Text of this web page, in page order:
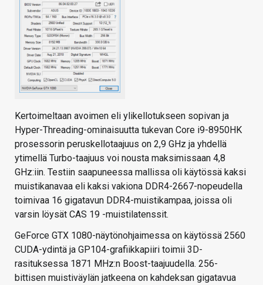
Kertoimeltaan avoimen eli ylikellotukseen sopivan ja
Hyper-Threading-ominaisuutta tukevan Core i9-8950HK
prosessorin peruskellotaajuus on 2,9 GHz ja yhdellä
ytimellä Turbo-taajuus voi nousta maksimissaan 4,8
GHz:iin. Testiin saapuneessa mallissa oli käytössä kaksi
muistikanavaa eli kaksi vakiona DDR4-2667-nopeudella
toimivaa 16 gigatavun DDR4-muistikampaa, joissa oli
varsin löysät CAS 19 -muistilatenssit.
GeForce GTX 1080-näytönohjaimessa on käytössä 2560
CUDA-ydintä ja GP104-grafiikkapiiri toimii 3D-
rasituksessa 1871 MHz:n Boost-taajuudella. 256-
bittisen muistiväylän jatkeena on kahdeksan gigatavua